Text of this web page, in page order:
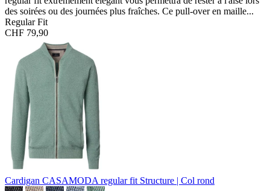
des soirées ou des journées plus fraîches. Ce pull-over en maille...
Regular Fit
CHF 79,90
Cardigan CASAMODA regular fit Structure | Col rond